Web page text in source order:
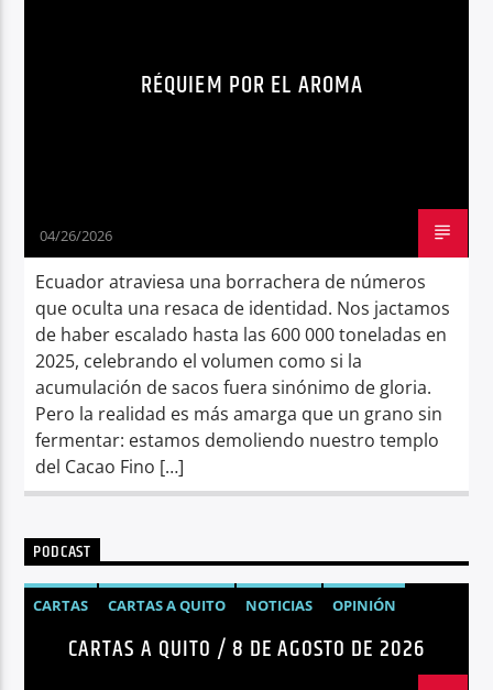
RÉQUIEM POR EL AROMA
04/26/2026
Ecuador atraviesa una borrachera de números
que oculta una resaca de identidad. Nos jactamos
de haber escalado hasta las 600 000 toneladas en
2025, celebrando el volumen como si la
acumulación de sacos fuera sinónimo de gloria.
Pero la realidad es más amarga que un grano sin
fermentar: estamos demoliendo nuestro templo
del Cacao Fino […]
PODCAST
CARTAS CARTAS A QUITO NOTICIAS OPINIÓN
CARTAS A QUITO / 8 DE AGOSTO DE 2026